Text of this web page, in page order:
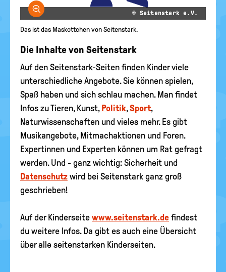
Bild vergrößern
© Seitenstark e.V.
Das ist das Maskottchen von Seitenstark.
Die Inhalte von Seitenstark
Auf den Seitenstark-Seiten finden Kinder viele
unterschiedliche Angebote. Sie können spielen,
Spaß haben und sich schlau machen. Man findet
Infos zu Tieren, Kunst, Politik,Sport,
Naturwissenschaften und vieles mehr. Es gibt
Musikangebote, Mitmachaktionen und Foren.
Expertinnen und Experten können um Rat gefragt
werden. Und - ganz wichtig: Sicherheit und
Datenschutz wird bei Seitenstark ganz groß
geschrieben!
Auf der Kinderseite www.seitenstark.de findest
du weitere Infos. Da gibt es auch eine Übersicht
über alle seitenstarken Kinderseiten.